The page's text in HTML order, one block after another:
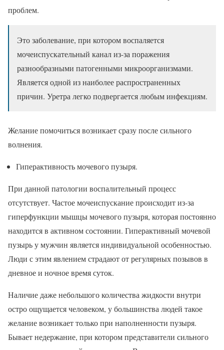
проблем.
Это заболевание, при котором воспаляется
мочеиспускательный канал из-за поражения
разнообразными патогенными микроорганизмами.
Является одной из наиболее распространенных
причин. Уретра легко подвергается любым инфекциям.
Желание помочиться возникает сразу после сильного
волнения.
Гиперактивность мочевого пузыря.
При данной патологии воспалительный процесс
отсутствует. Частое мочеиспускание происходит из-за
гиперфункции мышцы мочевого пузыря, которая постоянно
находится в активном состоянии. Гиперактивный мочевой
пузырь у мужчин является индивидуальной особенностью.
Люди с этим явлением страдают от регулярных позывов в
дневное и ночное время суток.
Наличие даже небольшого количества жидкости внутри
остро ощущается человеком, у большинства людей такое
желание возникает только при наполненности пузыря.
Бывает недержание, при котором представители сильного